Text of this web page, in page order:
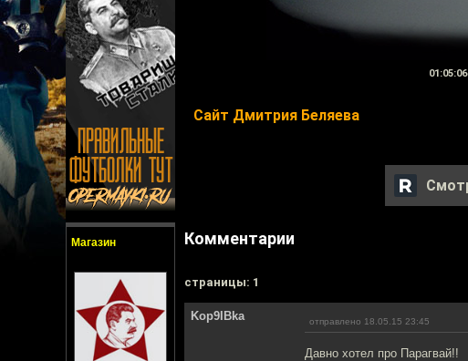
Магазин
01:05:06
Сайт Дмитрия Беляева
Комментарии
cтраницы: 1
Kop9IBka отправлено 18.05.15 23:45
Давно хотел про Парагвай!!